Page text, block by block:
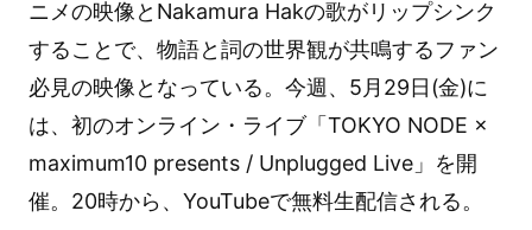
ニメの映像とNakamura Hakの歌がリップシンク
することで、物語と詞の世界観が共鳴するファン
必見の映像となっている。今週、5月29日(金)に
は、初のオンライン・ライブ「TOKYO NODE ×
maximum10 presents / Unplugged Live」を開
催。20時から、YouTubeで無料生配信される。